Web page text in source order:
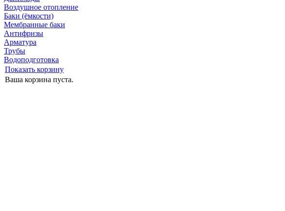
Воздушное отопление
Баки (ёмкости)
Мембранные баки
Антифризы
Арматура
Трубы
Водоподготовка
Показать корзину
Ваша корзина пуста.